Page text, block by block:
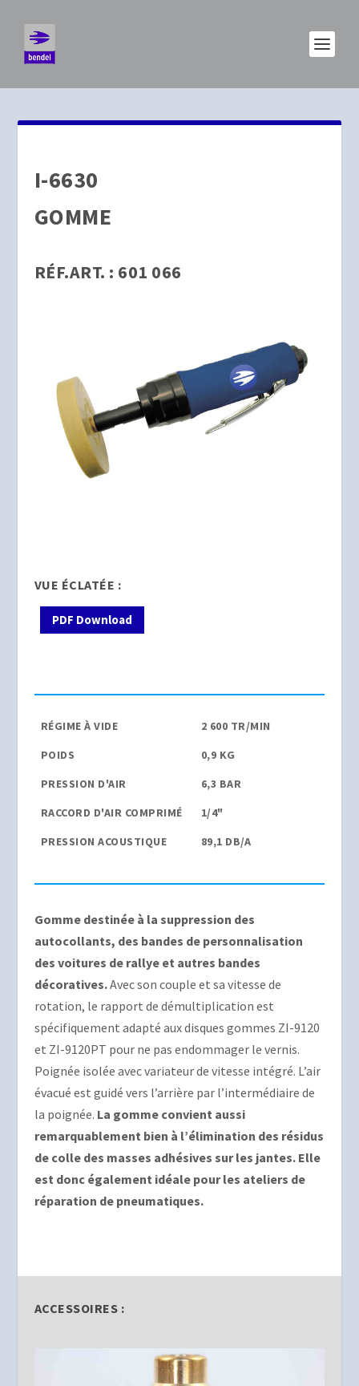
I-6630
GOMME
RÉF.ART. : 601 066
VUE ÉCLATÉE :
PDF Download
RÉGIME À VIDE
2 600 TR/MIN
POIDS
0,9 KG
PRESSION D'AIR
6,3 BAR
RACCORD D'AIR COMPRIMÉ
1/4"
PRESSION ACOUSTIQUE
89,1 DB/A
Gomme destinée à la suppression des
autocollants, des bandes de personnalisation
des voitures de rallye et autres bandes
décoratives.Avec son couple et sa vitesse de
rotation, le rapport de démultiplication est
spécifiquement adapté aux disques gommes ZI-9120
et ZI-9120PT pour ne pas endommager le vernis.
Poignée isolée avec variateur de vitesse intégré. L’air
évacué est guidé vers l’arrière par l’intermédiaire de
la poignée. La gomme convient aussi
remarquablement bien à l’élimination des résidus
de colle des masses adhésives sur les jantes. Elle
est donc également idéale pour les ateliers de
réparation de pneumatiques.
ACCESSOIRES :